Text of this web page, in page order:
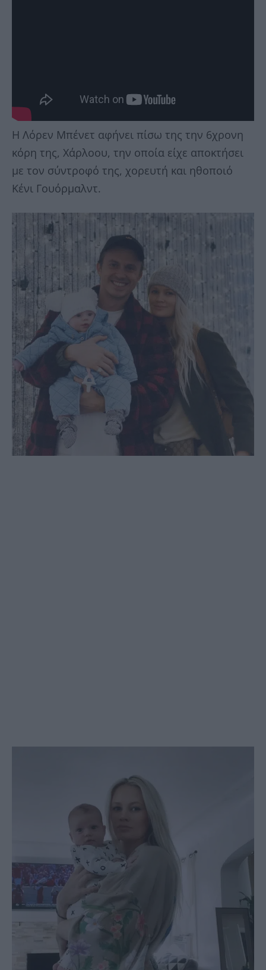
Η Λόρεν Μπένετ αφήνει πίσω της την 6χρονη
κόρη της, Χάρλοου, την οποία είχε αποκτήσει
με τον σύντροφό της, χορευτή και ηθοποιό
Κένι Γουόρμαλντ.